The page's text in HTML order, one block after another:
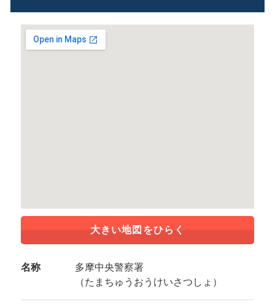
大きい地図をひらく
名称
多摩中央警察署
（たまちゅうおうけいさつしょ）